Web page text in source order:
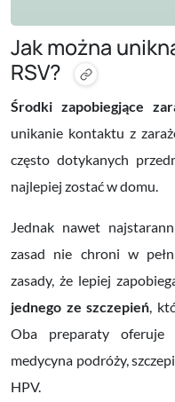
Jak można
RSV?
Środki zapobiegjące
unikanie kontaktu z
często dotykanych
najlepiej zostać w domu.
Jednak nawet
zasad nie chroni w
zasady, że lepiej
jednego ze szczepień,
Oba preparaty oferuje
medycyna podróży,
HPV.